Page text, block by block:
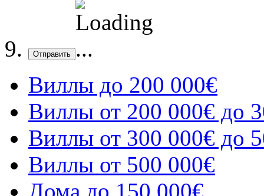
Отправить
Виллы до 200 000€
Виллы от 200 000€ до
Виллы от 300 000€ до
Виллы от 500 000€